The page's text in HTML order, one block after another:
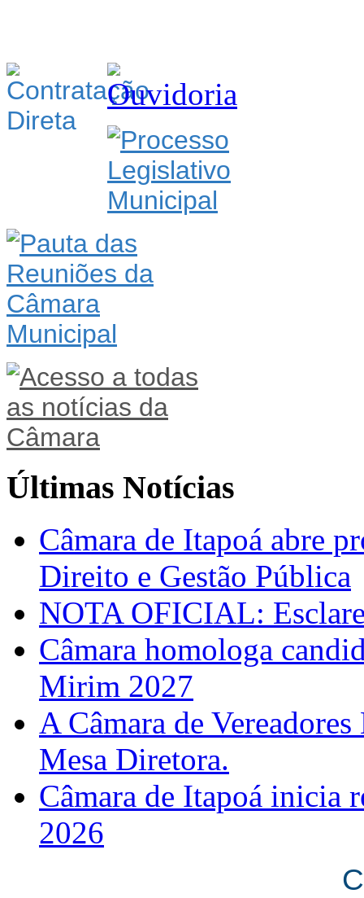
Últimas Notícias
Câmara de Itapoá abre
Direito e Gestão Pública
NOTA OFICIAL:
Câmara homologa
Mirim 2027
A Câmara de
Mesa Diretora.
Câmara de Itapoá inicia
2026